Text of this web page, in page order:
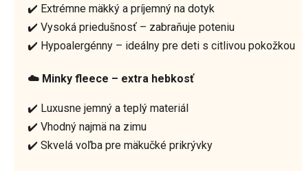
✔️ Extrémne mäkký a príjemný na dotyk
✔️ Vysoká priedušnosť – zabraňuje poteniu
✔️ Hypoalergénny – ideálny pre deti s citlivou pokožkou
☁️ Minky fleece – extra hebkosť
✔️ Luxusne jemný a teplý materiál
✔️ Vhodný najmä na zimu
✔️ Skvelá voľba pre mäkučké prikrývky